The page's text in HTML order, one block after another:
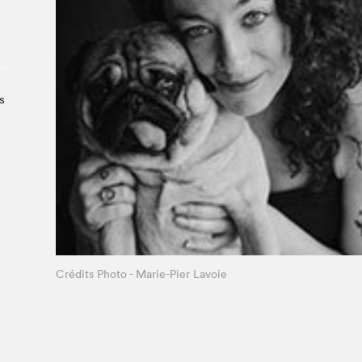
À propos du Salon
Liste des exposant·e·s
Liste des auteur·rice·s
Crédits Photo - Marie-Pier Lavoie